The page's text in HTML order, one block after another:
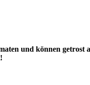
und können